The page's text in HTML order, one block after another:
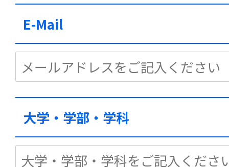
E-Mail
大学・学部・学科